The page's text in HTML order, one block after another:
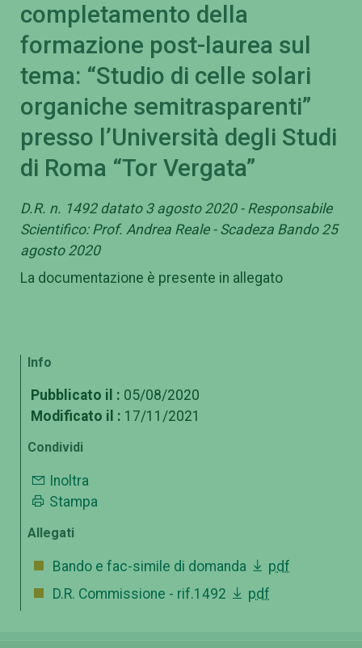
completamento della
formazione post-laurea sul
tema: “Studio di celle solari
organiche semitrasparenti”
presso l’Università degli Studi
di Roma “Tor Vergata”
D.R. n. 1492 datato 3 agosto 2020 - Responsabile
Scientifico: Prof. Andrea Reale - Scadeza Bando 25
agosto 2020
La documentazione è presente in allegato
Info
Pubblicato il : 05/08/2020
Modificato il : 17/11/2021
Condividi
Inoltra
Stampa
Allegati
Bando e fac-simile di domanda
pdf
D.R. Commissione - rif.1492
pdf